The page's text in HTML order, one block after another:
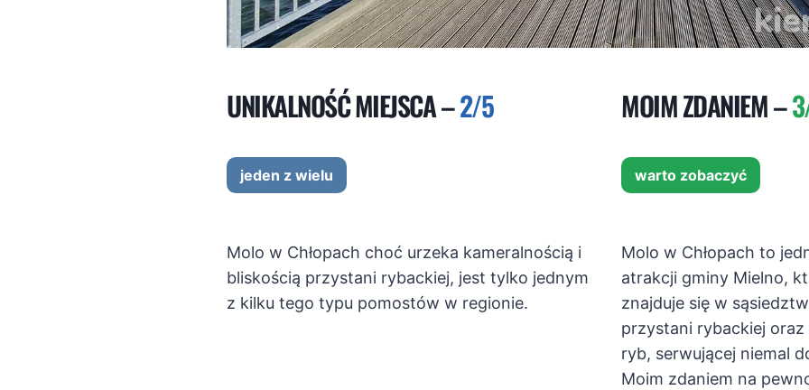
UNIKALNOŚĆ MIEJSCA –2/5
jeden z wielu
Molo w Chłopach choć urzeka kameralnością i
bliskością przystani rybackiej, jest tylko jednym
z kilku tego typu pomostów w regionie.
MOIM ZDANIEM –
warto zobaczyć
Molo w Chłopach to
atrakcji gminy Mielno,
znajduje się w
przystani rybackiej oraz
ryb, serwującej niemal
Moim zdaniem na